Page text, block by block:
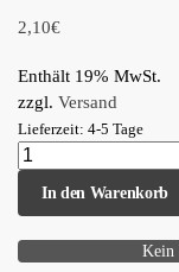
2,10€
Enthält 19% MwSt.
zzgl. Versand
Lieferzeit: 4-5 Tage
In den Warenkorb
Kein